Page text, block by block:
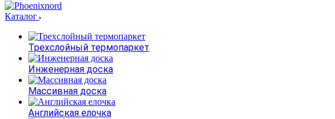
Каталог
Трехслойный термопаркет
Инженерная доска
Массивная доска
Английская елочка